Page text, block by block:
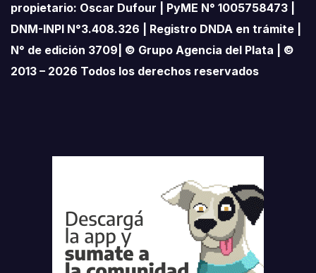
propietario: Oscar Dufour | PyME N° 1005758473 |
DNM-INPI N°3.408.326 | Registro DNDA en trámite |
N° de edición 3709| © Grupo Agencia del Plata | ©
2013 – 2026 Todos los derechos reservados